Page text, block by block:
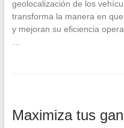
geolocalización de los
transforma la manera en
y mejoran su eficiencia
Maximiza tus